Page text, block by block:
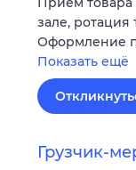
зале, ротация
Оформление
Показать ещё
Грузчик-